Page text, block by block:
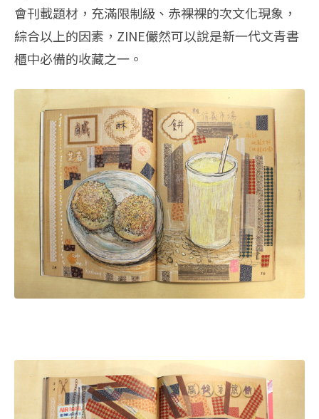
會刊載題材，充滿限制級、赤裸裸的次文化現象，
綜合以上的因素，ZINE儼然可以說是新一代文青書
櫃中必備的收藏之一。